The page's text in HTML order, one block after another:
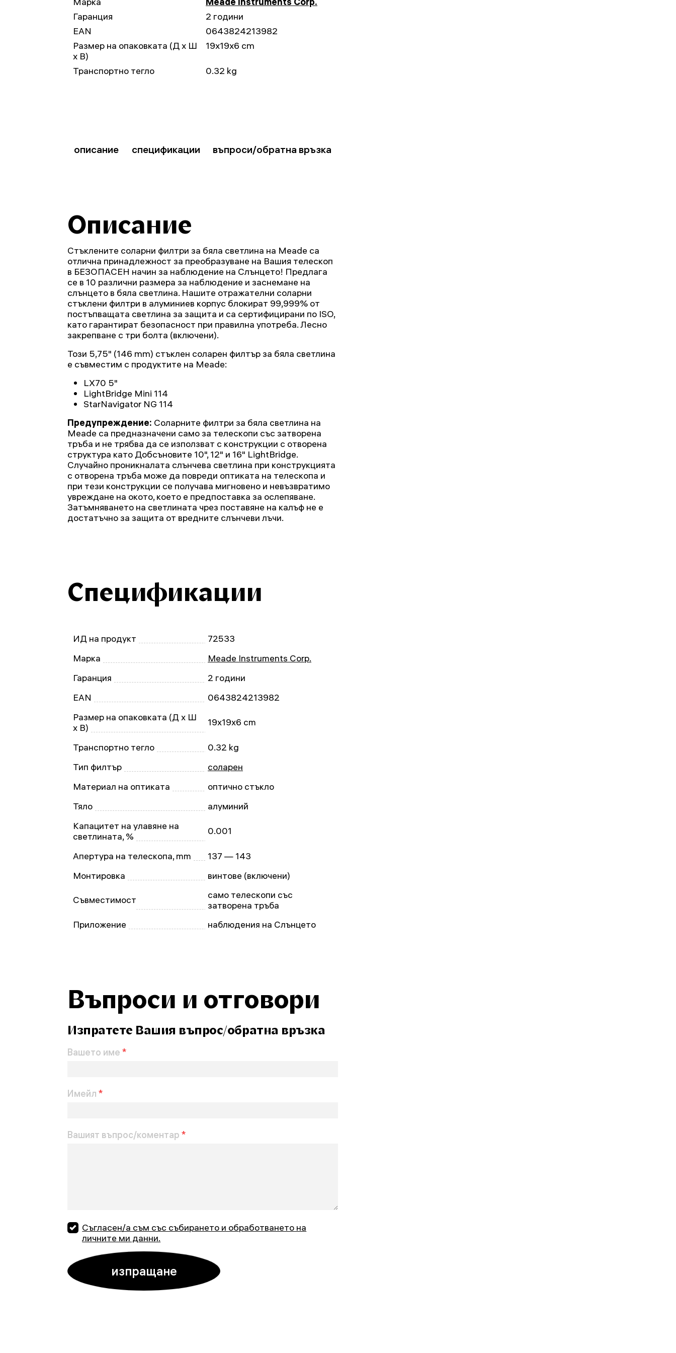
Гаранция
2 години
EAN
0643824213982
Размер на опаковката (Д x Ш
x В)
19x19x6 cm
Транспортно тегло 0.32 kg
описание спецификации въпроси/обратна връзка
Описание
Стъклените соларни филтри за бяла светлина на Meade са
отлична принадлежност за преобразуване на Вашия телескоп
в БЕЗОПАСЕН начин за наблюдение на Слънцето! Предлага
се в 10 различни размера за наблюдение и заснемане на
слънцето в бяла светлина. Нашите отражателни соларни
стъклени филтри в алуминиев корпус блокират 99,999% от
постъпващата светлина за защита и са сертифицирани по ISO,
като гарантират безопасност при правилна употреба. Лесно
закрепване с три болта (включени).
Този 5,75" (146 mm) стъклен соларен филтър за бяла светлина
е съвместим с продуктите на Meade:
LX70 5"
LightBridge Mini 114
StarNavigator NG 114
Предупреждение: Соларните филтри за бяла светлина на
Meade са предназначени само за телескопи със затворена
тръба и не трябва да се използват с конструкции с отворена
структура като Добсъновите 10", 12" и 16" LightBridge.
Случайно проникналата слънчева светлина при конструкцията
с отворена тръба може да повреди оптиката на телескопа и
при тези конструкции се получава мигновено и невъзвратимо
увреждане на окото, което е предпоставка за ослепяване.
Затъмняването на светлината чрез поставяне на калъф не е
достатъчно за защита от вредните слънчеви лъчи.
Спецификации
ИД на продукт
72533
Марка
Meade Instruments Corp.
Гаранция
2 години
EAN
0643824213982
Размер на опаковката (Д x Ш
x В)
19x19x6 cm
Транспортно тегло
0.32 kg
Тип филтър
соларен
Материал на оптиката
оптично стъкло
Тяло
алуминий
Капацитет на улавяне на
светлината, %
0.001
Апертура на телескопа, mm
137 — 143
Монтировка
винтове (включени)
Съвместимост
само телескопи със
затворена тръба
Приложение
наблюдения на Слънцето
Въпроси и отговори
Изпратете Вашия въпрос/обратна връзка
Вашето име *
Имейл *
Вашият въпрос/коментар *
Съгласен/а съм със събирането и обработването на
личните ми данни.